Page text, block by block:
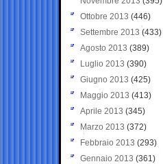
Ottobre 2013 (446)
Settembre 2013 (433)
Agosto 2013 (389)
Luglio 2013 (390)
Giugno 2013 (425)
Maggio 2013 (413)
Aprile 2013 (345)
Marzo 2013 (372)
Febbraio 2013 (293)
Gennaio 2013 (361)